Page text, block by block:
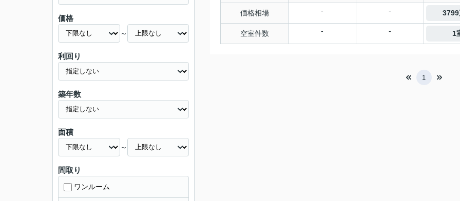
価格相場 - - 3799
空室件数 - - 1
1
価格
～
利回り
築年数
面積
～
間取り
ワンルーム